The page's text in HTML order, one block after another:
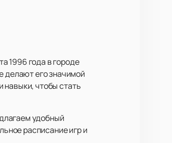
1996 года в городе
делают его значимой
навыки, чтобы стать
удобный
расписание игр и